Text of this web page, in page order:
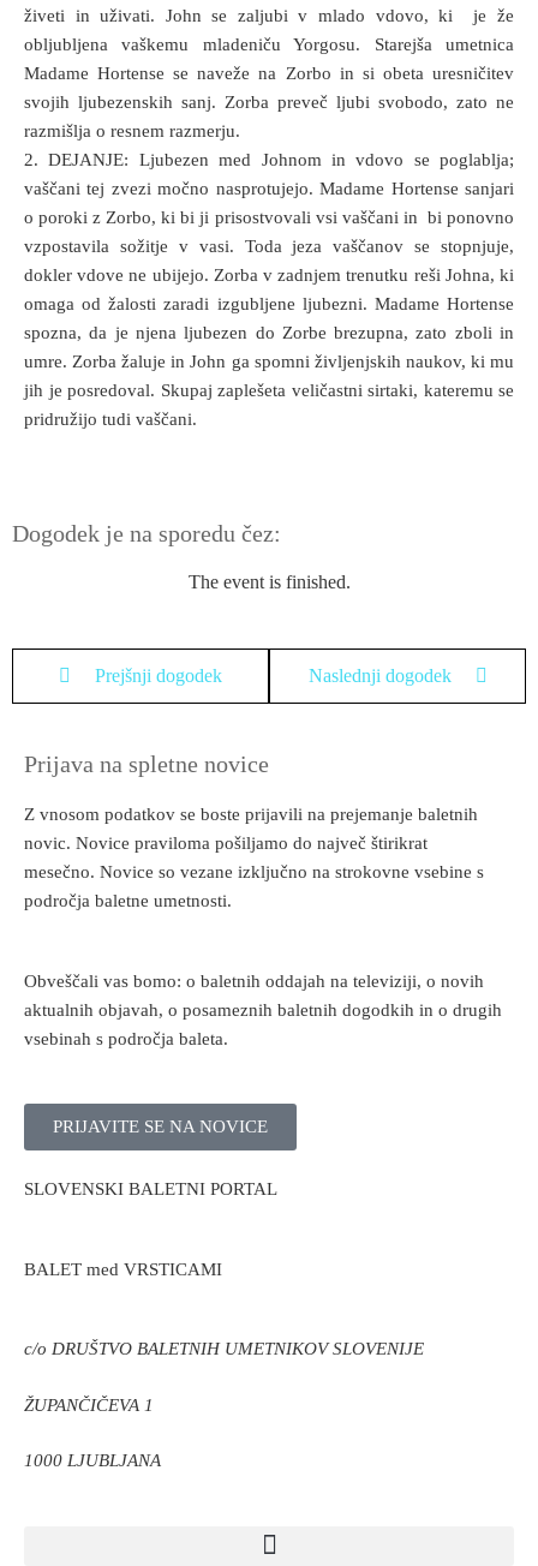
živeti in uživati. John se zaljubi v mlado vdovo, ki je že
obljubljena vaškemu mladeniču Yorgosu. Starejša umetnica
Madame Hortense se naveže na Zorbo in si obeta uresničitev
svojih ljubezenskih sanj. Zorba preveč ljubi svobodo, zato ne
razmišlja o resnem razmerju.
2. DEJANJE: Ljubezen med Johnom in vdovo se poglablja;
vaščani tej zvezi močno nasprotujejo. Madame Hortense sanjari
o poroki z Zorbo, ki bi ji prisostvovali vsi vaščani in bi ponovno
vzpostavila sožitje v vasi. Toda jeza vaščanov se stopnjuje,
dokler vdove ne ubijejo. Zorba v zadnjem trenutku reši Johna, ki
omaga od žalosti zaradi izgubljene ljubezni. Madame Hortense
spozna, da je njena ljubezen do Zorbe brezupna, zato zboli in
umre. Zorba žaluje in John ga spomni življenjskih naukov, ki mu
jih je posredoval. Skupaj zaplešeta veličastni sirtaki, kateremu se
pridružijo tudi vaščani.
Dogodek je na sporedu čez:
The event is finished.
Prejšnji dogodek Naslednji dogodek
Prijava na spletne novice
Z vnosom podatkov se boste prijavili na prejemanje baletnih
novic. Novice praviloma pošiljamo do največ štirikrat
mesečno. Novice so vezane izključno na strokovne vsebine s
področja baletne umetnosti.
Obveščali vas bomo: o baletnih oddajah na televiziji, o novih
aktualnih objavah, o posameznih baletnih dogodkih in o drugih
vsebinah s področja baleta.
PRIJAVITE SE NA NOVICE
SLOVENSKI BALETNI PORTAL
BALET med VRSTICAMI
c/o DRUŠTVO BALETNIH UMETNIKOV SLOVENIJE
ŽUPANČIČEVA 1
1000 LJUBLJANA